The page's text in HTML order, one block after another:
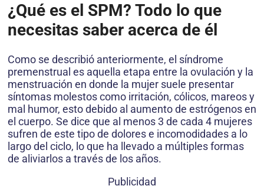
¿Qué es el SPM? Todo lo que
necesitas saber acerca de él
Como se describió anteriormente, el síndrome
premenstrual es aquella etapa entre la ovulación y la
menstruación en donde la mujer suele presentar
síntomas molestos como irritación, cólicos, mareos y
mal humor, esto debido al aumento de estrógenos en
el cuerpo. Se dice que al menos 3 de cada 4 mujeres
sufren de este tipo de dolores e incomodidades a lo
largo del ciclo, lo que ha llevado a múltiples formas
de aliviarlos a través de los años.
Publicidad